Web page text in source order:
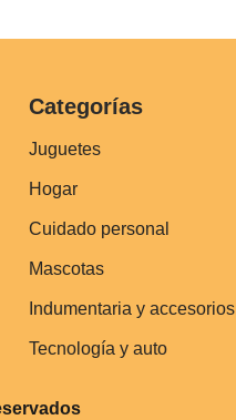
Categorías
Juguetes
Hogar
Cuidado personal
Mascotas
Indumentaria y accesorios
Tecnología y auto